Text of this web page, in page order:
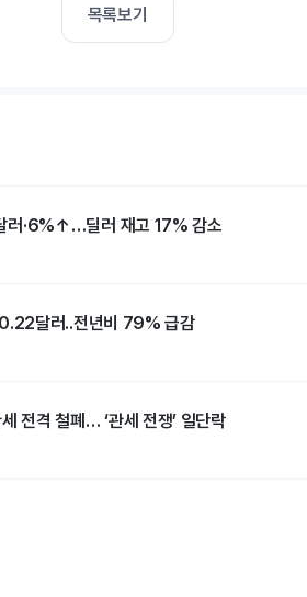
목록보기
러·6%↑…딜러 재고 17% 감소
0.22달러..전년비 79% 급감
전격 철폐… ‘관세 전쟁’ 일단락